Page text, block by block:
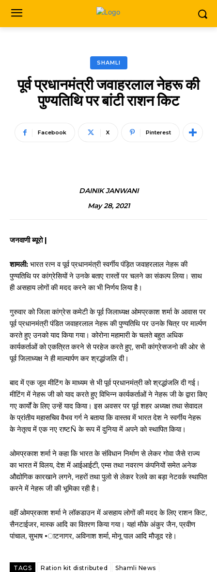
SHAMLI
पूर्व प्रधानमंत्री जवाहरलाल नेहरू की
पुण्यतिथि पर बांटी राशन किट
Facebook X Pinterest
DAINIK JANWANI
May 28, 2021
जनवाणी ब्यूरो |
शामली: भारत रत्न व पूर्व प्रधानमंत्री स्वर्गीय पंड़ित जवाहरलाल नेहरू की
पुण्यतिथि पर कांग्रेसियों ने उनके बताए रास्तों पर चलने का संकल्प लिया। साथ
ही असहाय लोगों की मदद करने का भी निर्णय लिया है।
गुरुवार को जिला कांग्रेस कमेटी के पूर्व जिलाध्यक्ष ओमप्रकाश शर्मा के आवास पर
पूर्व प्रधानमंत्री पंडित जवाहरलाल नेहरू की पुण्यतिथि पर उनके चित्र पर मार्ल्पण
करते हुए उनको याद किया गया। कोरोना महामारी के चलते बहुत अधिक
कार्यकर्ताओं को एकत्रित करने से परहेज करते हुए, सभी कांग्रेसजनो की ओर से
पूर्व जिलाध्यक्ष ने ही माल्यार्पण कर श्रद्धांजलि दी।
बाद में एक जूम मीटिंग के माध्यम से भी पूर्व प्रधानमंत्री को श्रद्धांजलि दी गई।
मीटिंग में नेहरू जी को याद करते हुए विभिन्न कार्यकर्ताओं ने नेहरू जी के द्वारा किए
गए कार्यों के लिए उन्हें याद किया। इस अवसर पर पूर्व शहर अध्यक्ष तथा सेवादल
के प्रांतीय महासचिव वैभव गर्ग ने बताया कि वास्तव में भारत देश ने स्वर्गीय नेहरू
के नेतृत्व में एक नए राष्टÑ के रूप में दुनिया में अपने को स्थापित किया।
ओमप्रकाश शर्मा ने कहा कि भारत के संविधान निर्माण से लेकर गोवा जैसे राज्य
का भारत में विलय, देश में आईआईटी, एम्स तथा नवरत्न कंपनियों समेत अनेक
औद्योगिक कारखाने लगने, नहरों तथा पुलो से लेकर रेलवे का बड़ा नेटवर्क स्थापित
करने में नेहरू जी की भूमिका रही है।
वहीं ओमप्रकाश शर्मा ने लॉकडाउन में असहाय लोगों की मदद के लिए राशन किट,
सैनटाईजर, मास्क आदि का वितरण किया गया। यहां मौके अंकुर जैन, प्रवीण
पांचाल, सुभाष •ाटनागर, अविनाश शर्मा, मोनू पाल आदि मौजूद रहे।
TAGS Ration kit distributed Shamli News